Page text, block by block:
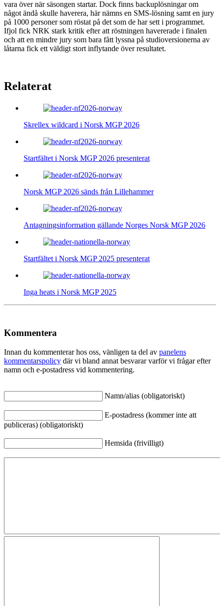
vara över när säsongen startar. Dock finns backuplösningar om
något ändå skulle haverera, här nämns en SMS-lösning samt en jury
på 1000 personer som röstat på det som de har sett i programmet.
Ifjol fick NRK stark kritik efter att röstningen havererade i finalen
och att en mindre jury som bara fått lyssna på studioversionerna av
låtarna fick ett väldigt stort inflytande över resultatet.
Relaterat
Skrellex wildcard i Norsk MGP 2026
Startfältet i Norsk MGP 2026 presenterat
Norsk MGP 2026 sänds från Lillehammer
Antagningsinformation gällande Norges Norsk MGP 2026
Startfältet i Norsk MGP 2025 presenterat
Inga heats i Norsk MGP 2025
Kommentera
Innan du kommenterar hos oss, vänligen ta del av panelens
kommentarspolicy där vi bland annat besvarar varför vi frågar efter
namn och e-postadress vid kommentering.
Namn/alias (obligatoriskt)
E-postadress (kommer inte att
publiceras) (obligatoriskt)
Hemsida (frivilligt)